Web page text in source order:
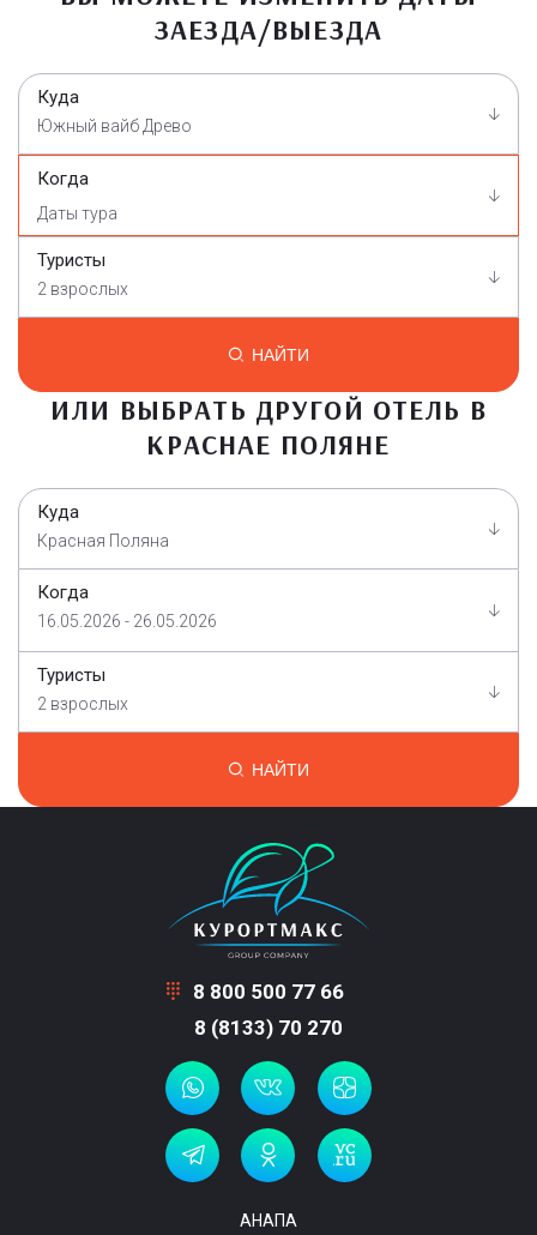
ЗАЕЗДА/ВЫЕЗДА
Куда
Южный вайб Древо
Когда
Туристы
2 взрослых
НАЙТИ
ИЛИ ВЫБРАТЬ ДРУГОЙ ОТЕЛЬ В
КРАСНАЕ ПОЛЯНЕ
Куда
Красная Поляна
Когда
16.05.2026 - 26.05.2026
Туристы
2 взрослых
НАЙТИ
8 800 500 77 66
8 (8133) 70 270
АНАПА